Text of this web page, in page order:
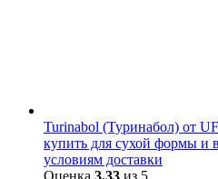
Turinabol (Туринабол) от
купить для сухой формы и
условиям доставки
Оценка 3.33 из 5